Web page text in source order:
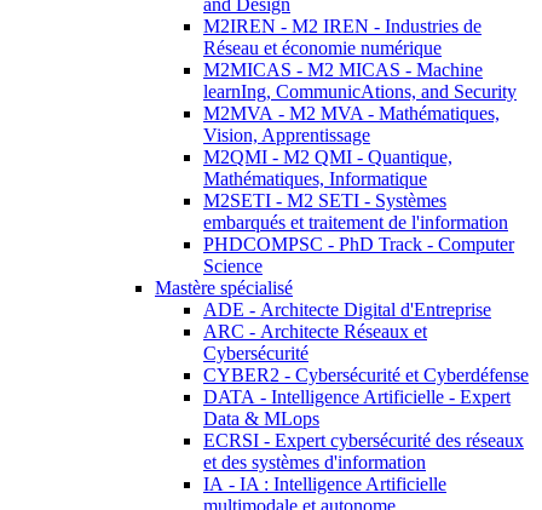
and Design
M2IREN - M2 IREN - Industries de
Réseau et économie numérique
M2MICAS - M2 MICAS - Machine
learnIng, CommunicAtions, and Security
M2MVA - M2 MVA - Mathématiques,
Vision, Apprentissage
M2QMI - M2 QMI - Quantique,
Mathématiques, Informatique
M2SETI - M2 SETI - Systèmes
embarqués et traitement de l'information
PHDCOMPSC - PhD Track - Computer
Science
Mastère spécialisé
ADE - Architecte Digital d'Entreprise
ARC - Architecte Réseaux et
Cybersécurité
CYBER2 - Cybersécurité et Cyberdéfense
DATA - Intelligence Artificielle - Expert
Data & MLops
ECRSI - Expert cybersécurité des réseaux
et des systèmes d'information
IA - IA : Intelligence Artificielle
multimodale et autonome